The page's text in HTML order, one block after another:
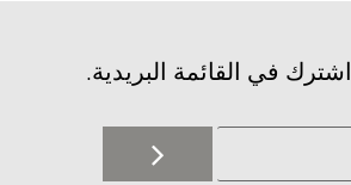
اشترك في القائمة البريدية.